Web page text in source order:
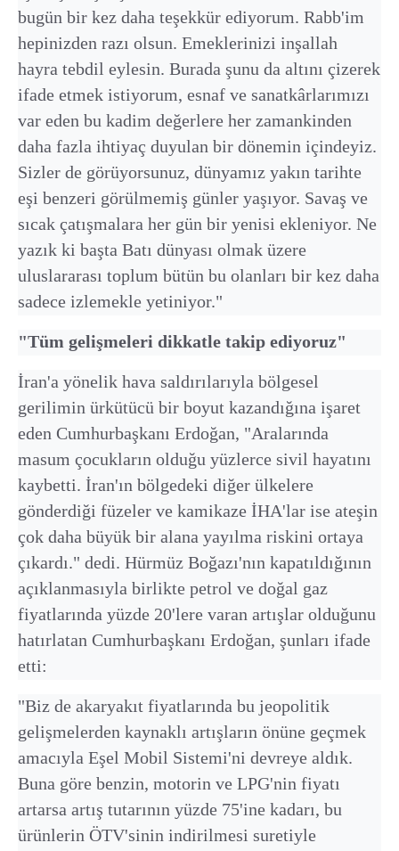
bugün bir kez daha teşekkür ediyorum. Rabb'im
hepinizden razı olsun. Emeklerinizi inşallah
hayra tebdil eylesin. Burada şunu da altını çizerek
ifade etmek istiyorum, esnaf ve sanatkârlarımızı
var eden bu kadim değerlere her zamankinden
daha fazla ihtiyaç duyulan bir dönemin içindeyiz.
Sizler de görüyorsunuz, dünyamız yakın tarihte
eşi benzeri görülmemiş günler yaşıyor. Savaş ve
sıcak çatışmalara her gün bir yenisi ekleniyor. Ne
yazık ki başta Batı dünyası olmak üzere
uluslararası toplum bütün bu olanları bir kez daha
sadece izlemekle yetiniyor."
"Tüm gelişmeleri dikkatle takip ediyoruz"
İran'a yönelik hava saldırılarıyla bölgesel
gerilimin ürkütücü bir boyut kazandığına işaret
eden Cumhurbaşkanı Erdoğan, "Aralarında
masum çocukların olduğu yüzlerce sivil hayatını
kaybetti. İran'ın bölgedeki diğer ülkelere
gönderdiği füzeler ve kamikaze İHA'lar ise ateşin
çok daha büyük bir alana yayılma riskini ortaya
çıkardı." dedi. Hürmüz Boğazı'nın kapatıldığının
açıklanmasıyla birlikte petrol ve doğal gaz
fiyatlarında yüzde 20'lere varan artışlar olduğunu
hatırlatan Cumhurbaşkanı Erdoğan, şunları ifade
etti:
"Biz de akaryakıt fiyatlarında bu jeopolitik
gelişmelerden kaynaklı artışların önüne geçmek
amacıyla Eşel Mobil Sistemi'ni devreye aldık.
Buna göre benzin, motorin ve LPG'nin fiyatı
artarsa artış tutarının yüzde 75'ine kadarı, bu
ürünlerin ÖTV'sinin indirilmesi suretiyle